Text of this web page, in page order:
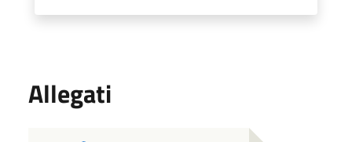
Allegati